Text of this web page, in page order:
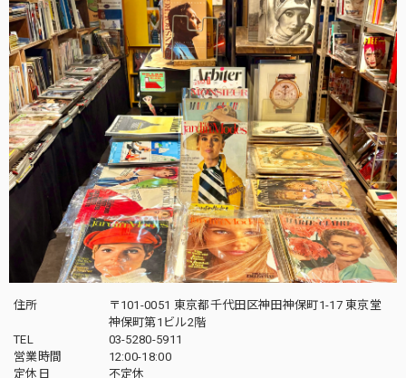
住所
〒101-0051 東京都千代田区神田神保町1-17 東京堂
神保町第1ビル2階
TEL
03-5280-5911
営業時間
12:00-18:00
定休日
不定休